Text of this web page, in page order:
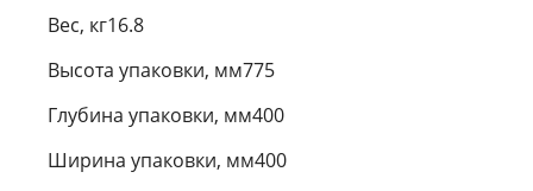
Вес, кг16.8
Высота упаковки, мм775
Глубина упаковки, мм400
Ширина упаковки, мм400